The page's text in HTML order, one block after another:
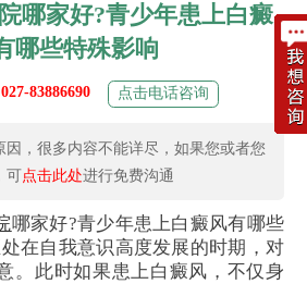
哪家好?青少年患上白癜
哪些特殊影响
027-83886690 点击电话咨询
因，很多内容不能详尽，如果您或者您
可点击此处进行免费沟通
哪家好?青少年患上白癜风有哪些
在自我意识高度发展的时期，对
。此时如果患上白癜风，不仅身